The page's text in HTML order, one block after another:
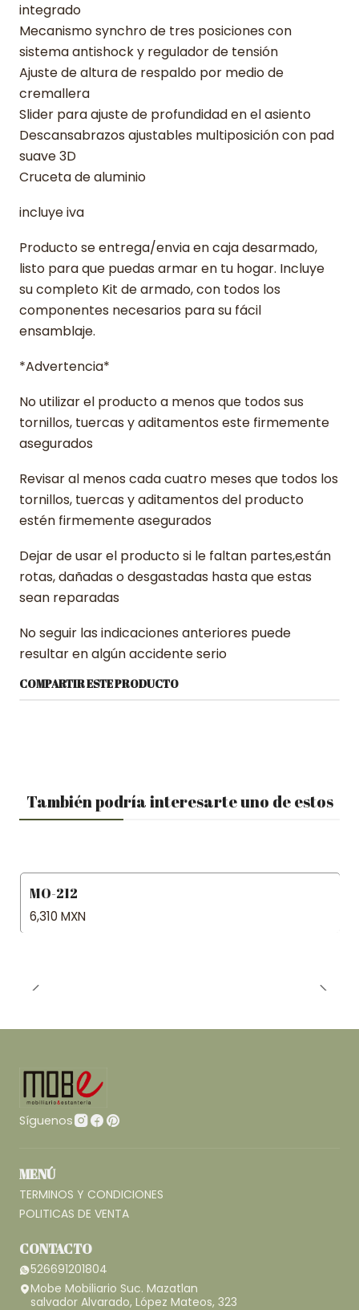
integrado
Mecanismo synchro de tres posiciones con
sistema antishock y regulador de tensión
Ajuste de altura de respaldo por medio de
cremallera
Slider para ajuste de profundidad en el asiento
Descansabrazos ajustables multiposición con pad
suave 3D
Cruceta de aluminio
incluye iva
Producto se entrega/envia en caja desarmado,
listo para que puedas armar en tu hogar. Incluye
su completo Kit de armado, con todos los
componentes necesarios para su fácil
ensamblaje.
*Advertencia*
No utilizar el producto a menos que todos sus
tornillos, tuercas y aditamentos este firmemente
asegurados
Revisar al menos cada cuatro meses que todos los
tornillos, tuercas y aditamentos del producto
estén firmemente asegurados
Dejar de usar el producto si le faltan partes,están
rotas, dañadas o desgastadas hasta que estas
sean reparadas
No seguir las indicaciones anteriores puede
resultar en algún accidente serio
COMPARTIR ESTE PRODUCTO
También podría interesarte uno de estos
MO-212
6,310 MXN
Síguenos
MENÚ
TERMINOS Y CONDICIONES
POLITICAS DE VENTA
CONTACTO
526691201804
Mobe Mobiliario Suc. Mazatlan
salvador Alvarado, López Mateos, 323